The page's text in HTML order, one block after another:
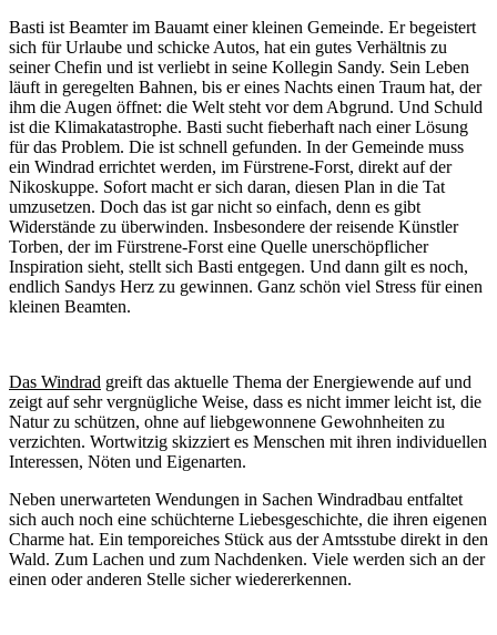
Basti ist Beamter im Bauamt einer kleinen Gemeinde. Er begeistert
sich für Urlaube und schicke Autos, hat ein gutes Verhältnis zu
seiner Chefin und ist verliebt in seine Kollegin Sandy. Sein Leben
läuft in geregelten Bahnen, bis er eines Nachts einen Traum hat, der
ihm die Augen öffnet: die Welt steht vor dem Abgrund. Und Schuld
ist die Klimakatastrophe. Basti sucht fieberhaft nach einer Lösung
für das Problem. Die ist schnell gefunden. In der Gemeinde muss
ein Windrad errichtet werden, im Fürstrene-Forst, direkt auf der
Nikoskuppe. Sofort macht er sich daran, diesen Plan in die Tat
umzusetzen. Doch das ist gar nicht so einfach, denn es gibt
Widerstände zu überwinden. Insbesondere der reisende Künstler
Torben, der im Fürstrene-Forst eine Quelle unerschöpflicher
Inspiration sieht, stellt sich Basti entgegen. Und dann gilt es noch,
endlich Sandys Herz zu gewinnen. Ganz schön viel Stress für einen
kleinen Beamten.
Das Windrad greift das aktuelle Thema der Energiewende auf und
zeigt auf sehr vergnügliche Weise, dass es nicht immer leicht ist, die
Natur zu schützen, ohne auf liebgewonnene Gewohnheiten zu
verzichten. Wortwitzig skizziert es Menschen mit ihren individuellen
Interessen, Nöten und Eigenarten.
Neben unerwarteten Wendungen in Sachen Windradbau entfaltet
sich auch noch eine schüchterne Liebesgeschichte, die ihren eigenen
Charme hat. Ein temporeiches Stück aus der Amtsstube direkt in den
Wald. Zum Lachen und zum Nachdenken. Viele werden sich an der
einen oder anderen Stelle sicher wiedererkennen.